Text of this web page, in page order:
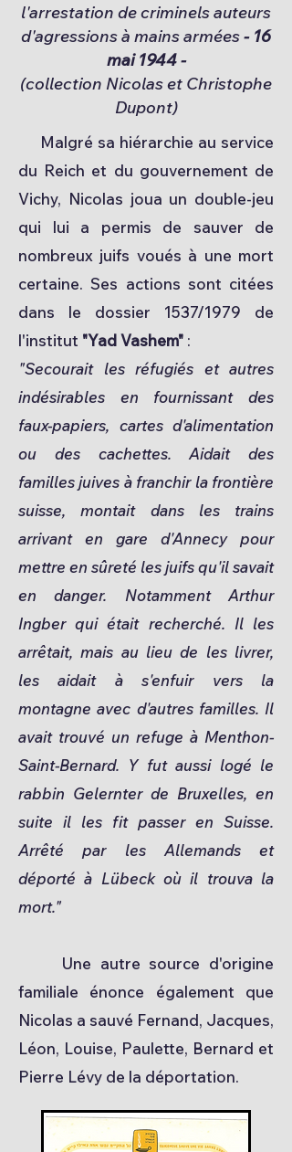
l'arrestation de criminels auteurs
d'agressions à mains armées- 16
mai 1944 -
(collection Nicolas et Christophe
Dupont)
Malgré sa hiérarchie au service
du Reich et du gouvernement de
Vichy, Nicolas joua un double-jeu
qui lui a permis de sauver de
nombreux juifs voués à une mort
certaine. Ses actions sont citées
dans le dossier 1537/1979 de
l'institut "Yad Vashem" :
"Secourait les réfugiés et autres
indésirables en fournissant des
faux-papiers, cartes d'alimentation
ou des cachettes. Aidait des
familles juives à franchir la frontière
suisse, montait dans les trains
arrivant en gare d'Annecy pour
mettre en sûreté les juifs qu'il savait
en danger. Notamment Arthur
Ingber qui était recherché. Il les
arrêtait, mais au lieu de les livrer,
les aidait à s'enfuir vers la
montagne avec d'autres familles. Il
avait trouvé un refuge à Menthon-
Saint-Bernard. Y fut aussi logé le
rabbin Gelernter de Bruxelles, en
suite il les fit passer en Suisse.
Arrêté par les Allemands et
déporté à Lübeck où il trouva la
mort."
Une autre source d'origine
familiale énonce également que
Nicolas a sauvé Fernand, Jacques,
Léon, Louise, Paulette, Bernard et
Pierre Lévy de la déportation.